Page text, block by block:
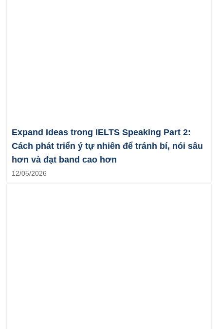
Expand Ideas trong IELTS Speaking Part 2:
Cách phát triển ý tự nhiên để tránh bí, nói sâu
hơn và đạt band cao hơn
12/05/2026